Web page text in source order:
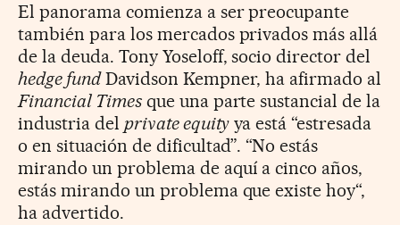
El panorama comienza a ser preocupante
también para los mercados privados más allá
de la deuda. Tony Yoseloff, socio director del
hedge fundDavidson Kempner, ha afirmado al
Financial Timesque una parte sustancial de la
industria del private equity ya está “estresada
o en situación de dificultad”. “No estás
mirando un problema de aquí a cinco años,
estás mirando un problema que existe hoy“,
ha advertido.